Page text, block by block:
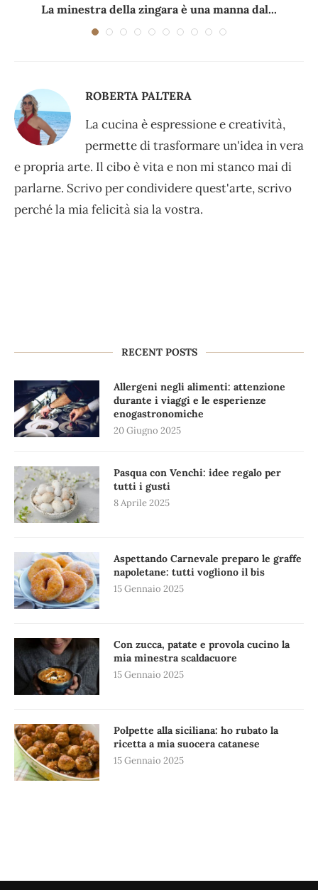
La minestra della zingara è una manna dal...
ROBERTA PALTERA
La cucina è espressione e creatività,
permette di trasformare un'idea in vera
e propria arte. Il cibo è vita e non mi stanco mai di
parlarne. Scrivo per condividere quest'arte, scrivo
perché la mia felicità sia la vostra.
RECENT POSTS
Allergeni negli alimenti: attenzione
durante i viaggi e le esperienze
enogastronomiche
20 Giugno 2025
Pasqua con Venchi: idee regalo per
tutti i gusti
8 Aprile 2025
Aspettando Carnevale preparo le graffe
napoletane: tutti vogliono il bis
15 Gennaio 2025
Con zucca, patate e provola cucino la
mia minestra scaldacuore
15 Gennaio 2025
Polpette alla siciliana: ho rubato la
ricetta a mia suocera catanese
15 Gennaio 2025